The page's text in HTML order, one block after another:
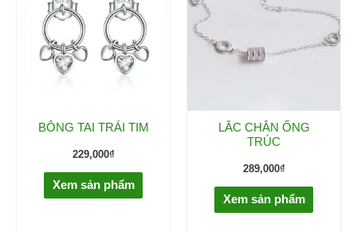
BÔNG TAI TRÁI TIM
229,000₫
Xem sản phẩm
LẮC CHÂN ỐNG
TRÚC
289,000₫
Xem sản phẩm